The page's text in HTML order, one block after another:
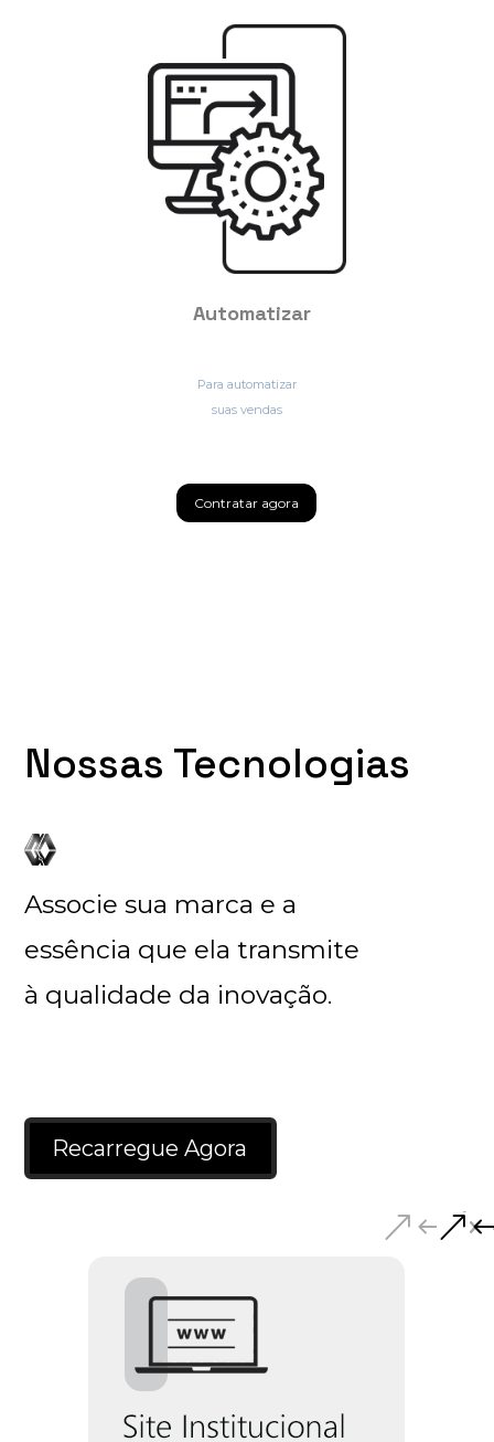
Automatizar
Para automatizar
suas vendas
Contratar agora
Nossas Tecnologias
Associe sua marca e a
essência que ela transmite
à qualidade da inovação.
Recarregue Agora